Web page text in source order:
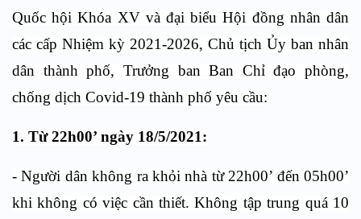
Quốc hội Khóa XV và đại biểu Hội đồng nhân dân
các cấp Nhiệm kỳ 2021-2026, Chủ tịch Ủy ban nhân
dân thành phố, Trưởng ban Ban Chỉ đạo phòng,
chống dịch Covid-19 thành phố yêu cầu:
1. Từ 22h00’ ngày 18/5/2021:
- Người dân không ra khỏi nhà từ 22h00’ đến 05h00’
khi không có việc cần thiết. Không tập trung quá 10